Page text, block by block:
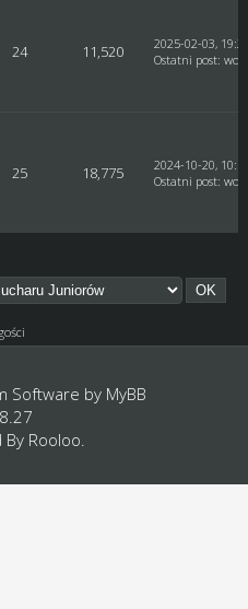
24 11,520
2025-02-03,
Ostatni post:
25 18,775
2024-10-20,
Ostatni post:
Software by MyBB
By Rooloo